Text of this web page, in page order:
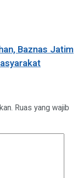
Baznas Jatim
Ruas yang wajib